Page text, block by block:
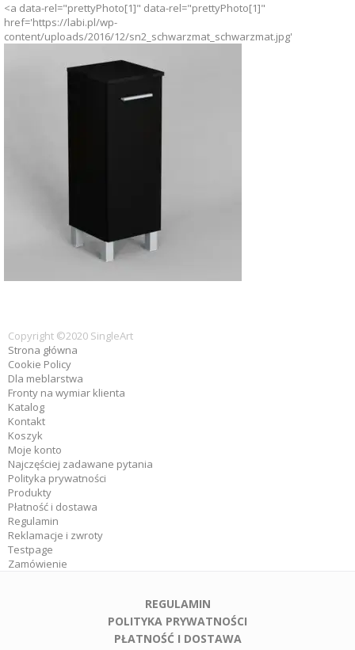
<a data-rel="prettyPhoto[1]" data-rel="prettyPhoto[1]"
href='https://labi.pl/wp-
content/uploads/2016/12/sn2_schwarzmat_schwarzmat.jpg'
Copyright ©2020 SingleArt
Strona główna
Cookie Policy
Dla meblarstwa
Fronty na wymiar klienta
Katalog
Kontakt
Koszyk
Moje konto
Najczęściej zadawane pytania
Polityka prywatności
Produkty
Płatność i dostawa
Regulamin
Reklamacje i zwroty
Testpage
Zamówienie
REGULAMIN
POLITYKA PRYWATNOŚCI
PŁATNOŚĆ I DOSTAWA